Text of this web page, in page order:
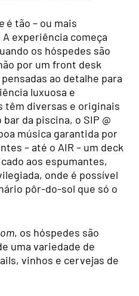
é tão – ou mais
experiência começa
os hóspedes são
por um front desk
ao detalhe para
luxuosa e
têm diversas e originais
da piscina, o SIP @
música garantida por
– até o AIR – um deck
aos espumantes,
onde é possível
pôr-do-sol que só o
, os hóspedes são
uma variedade de
vinhos e cervejas de